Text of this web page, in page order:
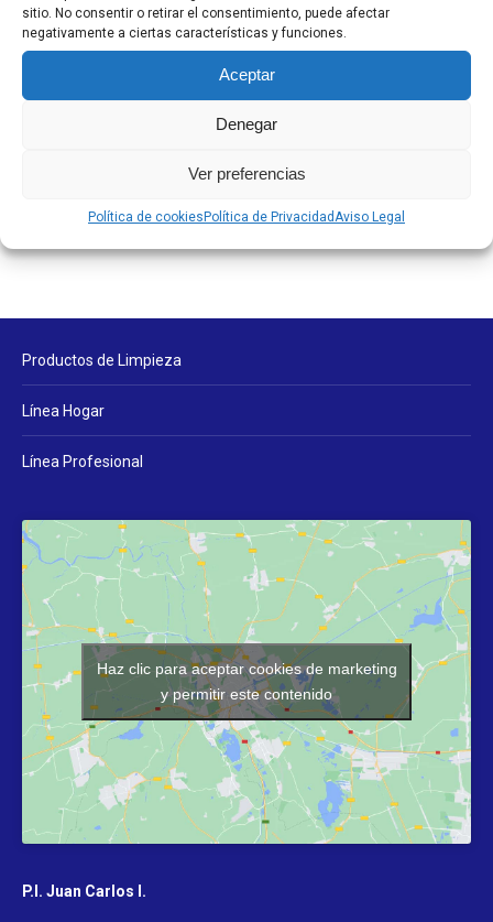
sitio. No consentir o retirar el consentimiento, puede afectar
negativamente a ciertas características y funciones.
Aceptar
Denegar
Ver preferencias
Política de cookiesPolítica de Privacidad Aviso Legal
Friegasuelos
Limpiadores pistola
Limpiahogares
Productos de Limpieza
Línea Hogar
Línea Profesional
Haz clic para aceptar cookies de marketing
y permitir este contenido
P.I. Juan Carlos I.